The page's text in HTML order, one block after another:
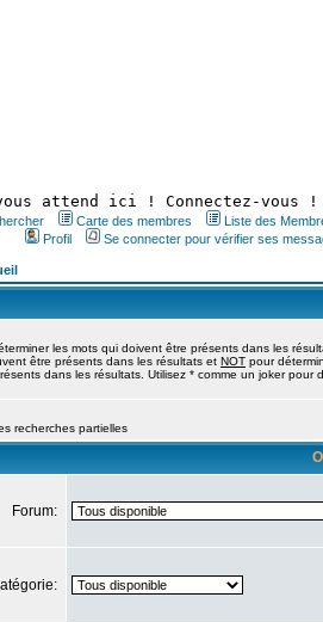
attend ici ! Connectez-vous !
Carte des membres
Liste des
Profil
Se connecter pour vérifier ses
les mots qui doivent être présents dans les
être présents dans les résultats et NOT pour
dans les résultats. Utilisez * comme un joker pour
recherches partielles
Forum: